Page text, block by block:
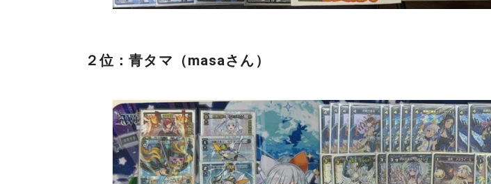
２位：青タマ（masaさん）